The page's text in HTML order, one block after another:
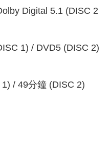
Digital 5.1 (DISC 2
1) / DVD5 (DISC 2)
/ 49分鐘 (DISC 2)